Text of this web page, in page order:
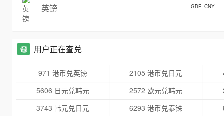
英镑 GBP_CNY
用户正在查兑
971 港币兑英镑 2105 港币兑日元
5606 日元兑韩元
2572 欧元兑韩元
3743 韩元兑日元
6293 港币兑泰铢